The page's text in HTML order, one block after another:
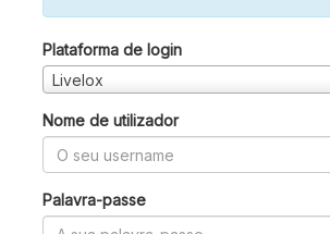
Plataforma de login
Livelox
Nome de utilizador
Palavra-passe